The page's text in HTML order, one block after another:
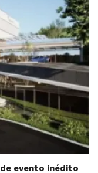
evento inédito